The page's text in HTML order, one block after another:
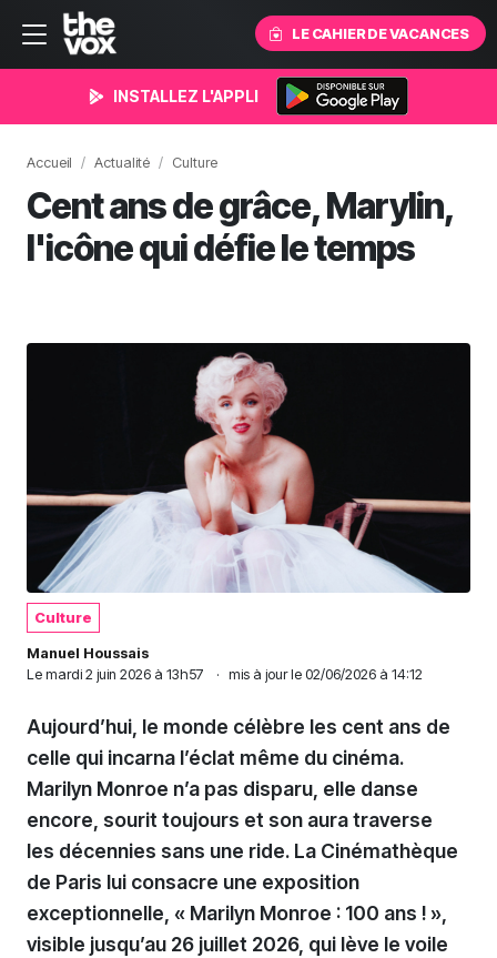
LE CAHIER DE VACANCES
INSTALLEZ L'APPLI
Accueil Actualité Culture
Cent ans de grâce, Marylin,
l'icône qui défie le temps
Culture
Manuel Houssais
Le mardi 2 juin 2026 à 13h57 · mis à jour le 02/06/2026 à 14:12
Aujourd’hui, le monde célèbre les cent ans de
celle qui incarna l’éclat même du cinéma.
Marilyn Monroe n’a pas disparu, elle danse
encore, sourit toujours et son aura traverse
les décennies sans une ride. La Cinémathèque
de Paris lui consacre une exposition
exceptionnelle, « Marilyn Monroe : 100 ans ! »,
visible jusqu’au 26 juillet 2026, qui lève le voile